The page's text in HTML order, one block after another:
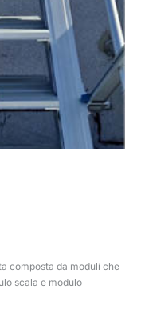
composta da moduli che
scala e modulo